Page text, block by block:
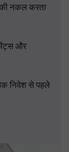
की नकल करता
और
निवेश से पहले